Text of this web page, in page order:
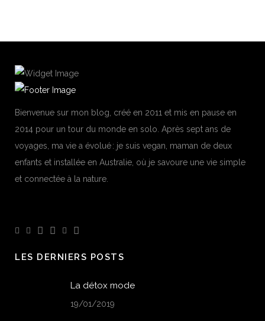
Bienvenue sur mon blog, créé en 2011 et mis en pause en
2014 pour un tour du monde en solo. Après sept ans de
voyages, ma vie a évolué : je suis vegan, maman de deux
enfants et installée en Australie, où je savoure une vie simple
et connectée à la nature.
LES DERNIERS POSTS
La détox mode
19/01/2019